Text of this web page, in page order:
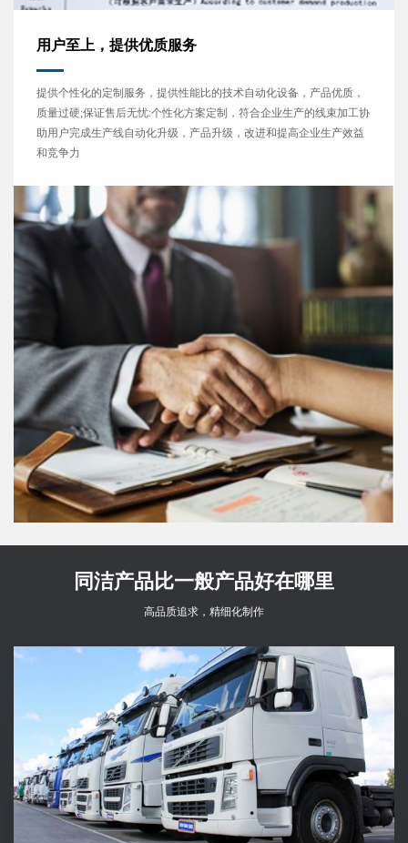
用户至上，提供优质服务
提供个性化的定制服务，提供性能比的技术自动化设备，产品优质，
质量过硬;保证售后无忧:个性化方案定制，符合企业生产的线束加工协
助用户完成生产线自动化升级，产品升级，改进和提高企业生产效益
和竞争力
同洁产品比一般产品好在哪里
高品质追求，精细化制作